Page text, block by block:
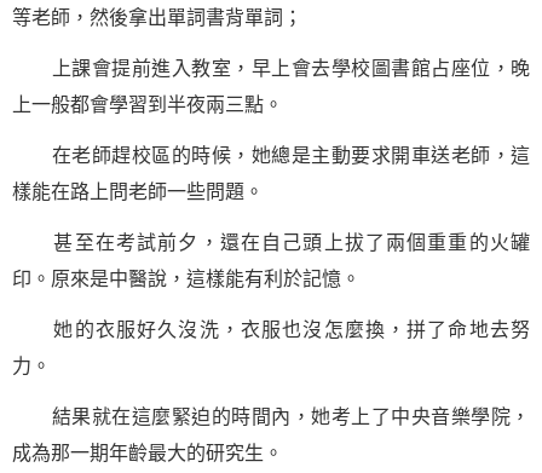
等老師，然後拿出單詞書背單詞；
上課會提前進入教室，早上會去學校圖書館占座位，晚
上一般都會學習到半夜兩三點。
在老師趕校區的時候，她總是主動要求開車送老師，這
樣能在路上問老師一些問題。
甚至在考試前夕，還在自己頭上拔了兩個重重的火罐
印。原來是中醫說，這樣能有利於記憶。
她的衣服好久沒洗，衣服也沒怎麼換，拼了命地去努
力。
結果就在這麼緊迫的時間內，她考上了中央音樂學院，
成為那一期年齡最大的研究生。